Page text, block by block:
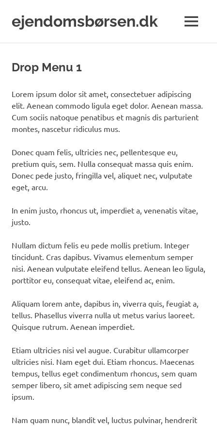
contentejendomsbørsen.dk
site
MENU
Drop Menu 1
Lorem ipsum dolor sit amet, consectetuer adipiscing
elit. Aenean commodo ligula eget dolor. Aenean massa.
Cum sociis natoque penatibus et magnis dis parturient
montes, nascetur ridiculus mus.
Donec quam felis, ultricies nec, pellentesque eu,
pretium quis, sem. Nulla consequat massa quis enim.
Donec pede justo, fringilla vel, aliquet nec, vulputate
eget, arcu.
In enim justo, rhoncus ut, imperdiet a, venenatis vitae,
justo.
Nullam dictum felis eu pede mollis pretium. Integer
tincidunt. Cras dapibus. Vivamus elementum semper
nisi. Aenean vulputate eleifend tellus. Aenean leo ligula,
porttitor eu, consequat vitae, eleifend ac, enim.
Aliquam lorem ante, dapibus in, viverra quis, feugiat a,
tellus. Phasellus viverra nulla ut metus varius laoreet.
Quisque rutrum. Aenean imperdiet.
Etiam ultricies nisi vel augue. Curabitur ullamcorper
ultricies nisi. Nam eget dui. Etiam rhoncus. Maecenas
tempus, tellus eget condimentum rhoncus, sem quam
semper libero, sit amet adipiscing sem neque sed
ipsum.
Nam quam nunc, blandit vel, luctus pulvinar, hendrerit